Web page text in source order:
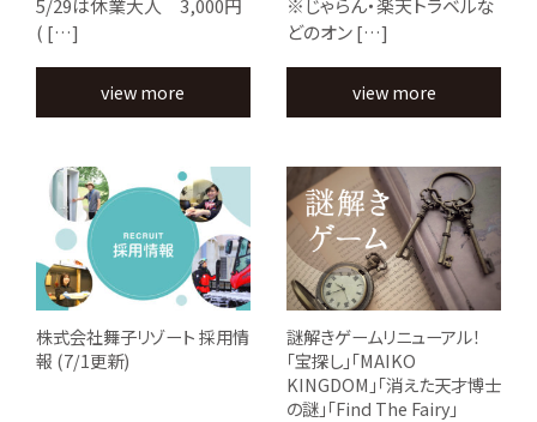
5/29は休業大人 3,000円
( […]
view more
※じゃらん・楽天トラベルな
どのオン […]
view more
株式会社舞子リゾート 採用情
報 (7/1更新)
謎解きゲームリニューアル！
「宝探し」「MAIKO
KINGDOM」「消えた天才博士
の謎」「Find The Fairy」